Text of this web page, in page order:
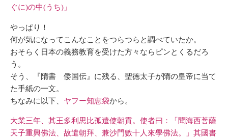
ぐに)の中(うち)」
やっぱり！
何が気になってこんなことをつらつらと調べていたか。
おそらく日本の義務教育を受けた方々ならピンとくるだろ
う。
そう、『隋書 倭国伝』に残る、聖徳太子が隋の皇帝に当て
た手紙の一文。
ちなみに以下、 ヤフー知恵袋から。
大業三年、其王多利思比孤遣使朝貢。使者曰：「聞海西菩薩
天子重興佛法、故遣朝拜、兼沙門數十人來學佛法。」其國書